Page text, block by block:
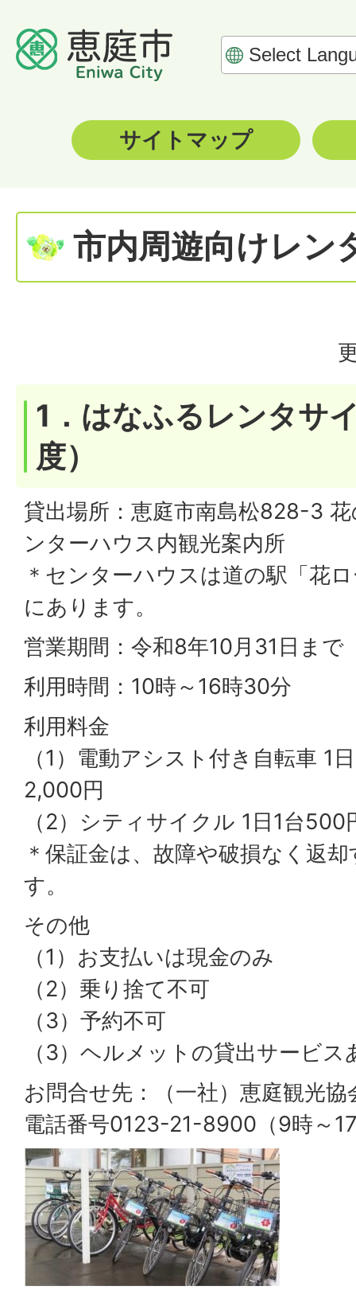
サイトマップ
市内周遊向けレン
1．はなふるレンタサ
度）
貸出場所：恵庭市南島松828-3
ンターハウス内観光案内所
＊センターハウスは道の駅「花
にあります。
営業期間：令和8年10月31日まで
利用時間：10時～16時30分
利用料金
（1）電動アシスト付き自転車 1
2,000円
（2）シティサイクル 1日1台
＊保証金は、故障や破損なく返
す。
その他
（1）お支払いは現金のみ
（2）乗り捨て不可
（3）予約不可
（3）ヘルメットの貸出サービス
お問合せ先：（一社）恵庭観光協
電話番号0123-21-8900（9時～